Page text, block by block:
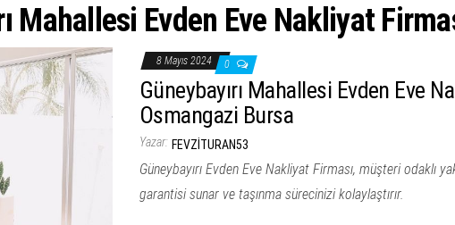
Mahallesi Evden Eve Nakliyat
8 Mayıs 2024 0
Güneybayırı Mahallesi Evden Eve
Osmangazi Bursa
Yazar: FEVZITURAN53
Güneybayırı Evden Eve Nakliyat Firması, müşteri odaklı
garantisi sunar ve taşınma sürecinizi kolaylaştırır.